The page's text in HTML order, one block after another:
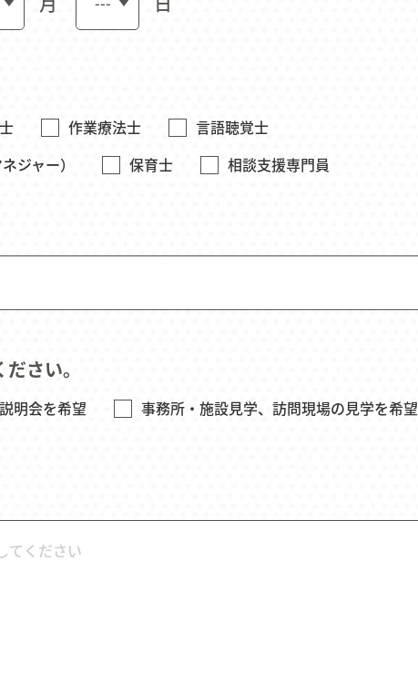
作業療法士
言語聴覚士
ジャー）
保育士 相談支援専門員
さい。
明会を希望 事務所・施設見学、訪問現場の見学を希望